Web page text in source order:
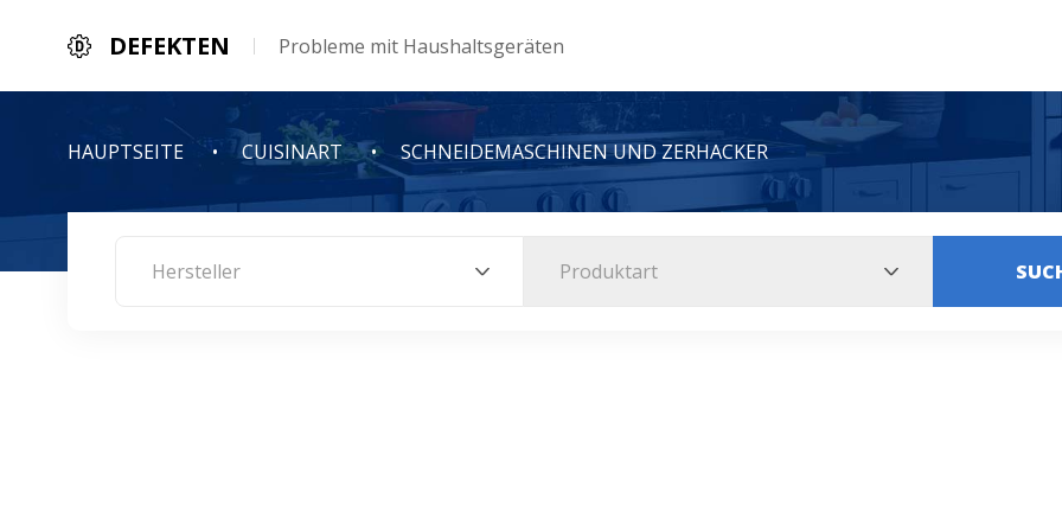
DEFEKTEN Probleme mit Haushaltsgeräten
HAUPTSEITE CUISINART SCHNEIDEMASCHINEN UND ZERHACKER
Hersteller Produktart